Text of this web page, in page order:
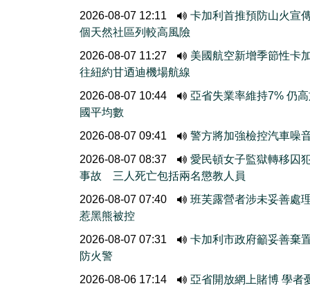
2026-08-07 12:11
卡加利首推預防山火宣
個天然社區列較高風險
2026-08-07 11:27
美國航空新增季節性卡
往紐約甘迺迪機場航線
2026-08-07 10:44
亞省失業率維持7% 仍
國平均數
2026-08-07 09:41
警方將加強檢控汽車噪
2026-08-07 08:37
愛民頓女子監獄轉移囚
事故 三人死亡包括兩名懲教人員
2026-08-07 07:40
班芙露營者涉未妥善處
惹黑熊被控
2026-08-07 07:31
卡加利市政府籲妥善棄
防火警
2026-08-06 17:14
亞省開放網上賭博 學者